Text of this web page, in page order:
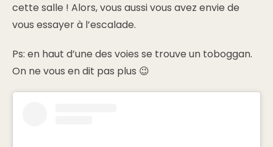
cette salle ! Alors, vous aussi vous avez envie de
vous essayer à l’escalade.
Ps: en haut d’une des voies se trouve un toboggan.
On ne vous en dit pas plus 😉